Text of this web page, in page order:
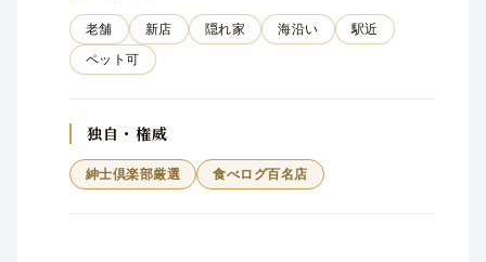
老舗 新店 隠れ家 海沿い
駅近
ペット可
独自・権威
紳士倶楽部厳選 食べログ百名店